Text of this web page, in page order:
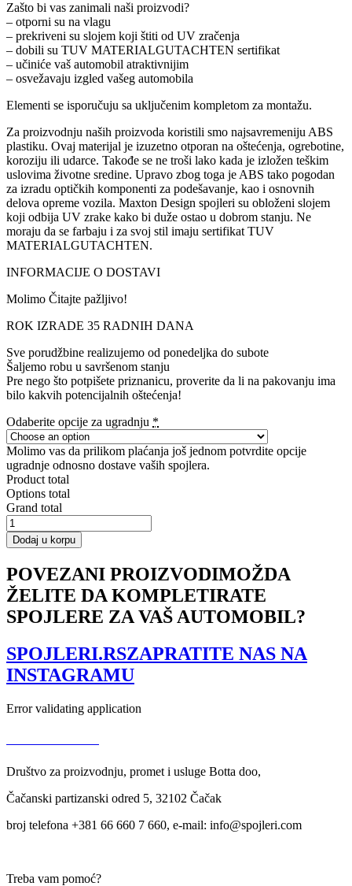
Zašto bi vas zanimali naši proizvodi?
– otporni su na vlagu
– prekriveni su slojem koji štiti od UV zračenja
– dobili su TUV MATERIALGUTACHTEN sertifikat
– učiniće vaš automobil atraktivnijim
– osvežavaju izgled vašeg automobila
Elementi se isporučuju sa uključenim kompletom za montažu.
Za proizvodnju naših proizvoda koristili smo najsavremeniju ABS
plastiku. Ovaj materijal je izuzetno otporan na oštećenja, ogrebotine,
koroziju ili udarce. Takođe se ne troši lako kada je izložen teškim
uslovima životne sredine. Upravo zbog toga je ABS tako pogodan
za izradu optičkih komponenti za podešavanje, kao i osnovnih
delova opreme vozila. Maxton Design spojleri su obloženi slojem
koji odbija UV zrake kako bi duže ostao u dobrom stanju. Ne
moraju da se farbaju i za svoj stil imaju sertifikat TUV
MATERIALGUTACHTEN.
INFORMACIJE O DOSTAVI
Molimo Čitajte pažljivo!
ROK IZRADE 35 RADNIH DANA
Sve porudžbine realizujemo od ponedeljka do subote
Šaljemo robu u savršenom stanju
Pre nego što potpišete priznanicu, proverite da li na pakovanju ima
bilo kakvih potencijalnih oštećenja!
Odaberite opcije za ugradnju *
Molimo vas da prilikom plaćanja još jednom potvrdite opcije
ugradnje odnosno dostave vaših spojlera.
Product total
Options total
Grand total
FRONT
SPLITTER
RENAULT
V.1
količina
Dodaj u korpu
POVEZANI PROIZVODIMOŽDA
ŽELITE DA KOMPLETIRATE
SPOJLERE ZA VAŠ AUTOMOBIL?
SPOJLERI.RSZAPRATITE NAS NA
INSTAGRAMU
Error validating application
Društvo za proizvodnju, promet i usluge Botta doo,
Čačanski partizanski odred 5, 32102 Čačak
broj telefona +381 66 660 7 660, e-mail: info@spojleri.com
Treba vam pomoć?